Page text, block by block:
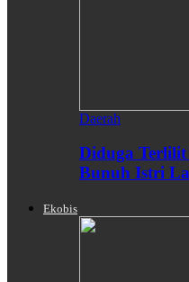
Daerah
Diduga Terlilit
Bunuh Istri
Ekobis